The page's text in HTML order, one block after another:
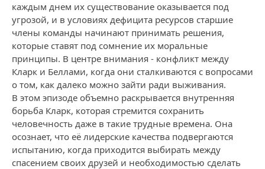
каждым днем их существование оказывается под
угрозой, и в условиях дефицита ресурсов старшие
члены команды начинают принимать решения,
которые ставят под сомнение их моральные
принципы. В центре внимания - конфликт между
Кларк и Беллами, когда они сталкиваются с вопросами
о том, как далеко можно зайти ради выживания.
В этом эпизоде объемно раскрывается внутренняя
борьба Кларк, которая стремится сохранить
человечность даже в такие трудные времена. Она
осознает, что её лидерские качества подвергаются
испытанию, когда приходится выбирать между
спасением своих друзей и необходимостью сделать